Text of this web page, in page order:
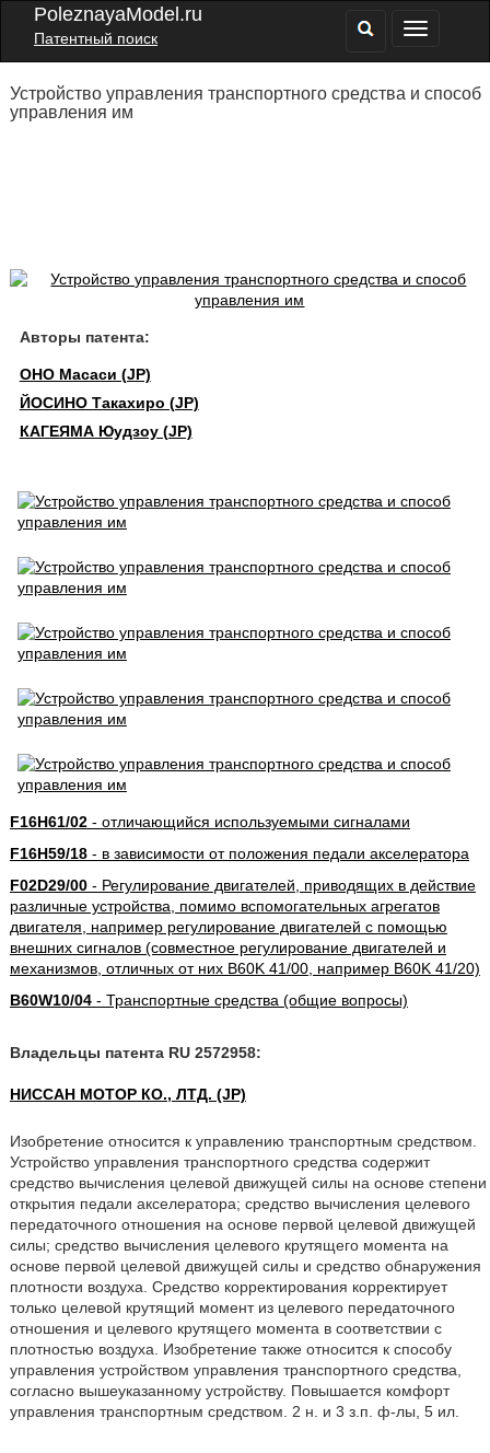
PoleznayaModel.ru
Патентный поиск
Устройство управления транспортного средства и способ
управления им
Авторы патента:
ОНО Масаси (JP)
ЙОСИНО Такахиро (JP)
КАГЕЯМА Юудзоу (JP)
F16H61/02- отличающийся используемыми сигналами
F16H59/18- в зависимости от положения педали акселератора
F02D29/00- Регулирование двигателей, приводящих в действие
различные устройства, помимо вспомогательных агрегатов
двигателя, например регулирование двигателей с помощью
внешних сигналов (совместное регулирование двигателей и
механизмов, отличных от них B60K 41/00, например B60K 41/20)
B60W10/04- Транспортные средства (общие вопросы)
Владельцы патента RU 2572958:
НИССАН МОТОР КО., ЛТД. (JP)
Изобретение относится к управлению транспортным средством.
Устройство управления транспортного средства содержит
средство вычисления целевой движущей силы на основе степени
открытия педали акселератора; средство вычисления целевого
передаточного отношения на основе первой целевой движущей
силы; средство вычисления целевого крутящего момента на
основе первой целевой движущей силы и средство обнаружения
плотности воздуха. Средство корректирования корректирует
только целевой крутящий момент из целевого передаточного
отношения и целевого крутящего момента в соответствии с
плотностью воздуха. Изобретение также относится к способу
управления устройством управления транспортного средства,
согласно вышеуказанному устройству. Повышается комфорт
управления транспортным средством. 2 н. и 3 з.п. ф-лы, 5 ил.